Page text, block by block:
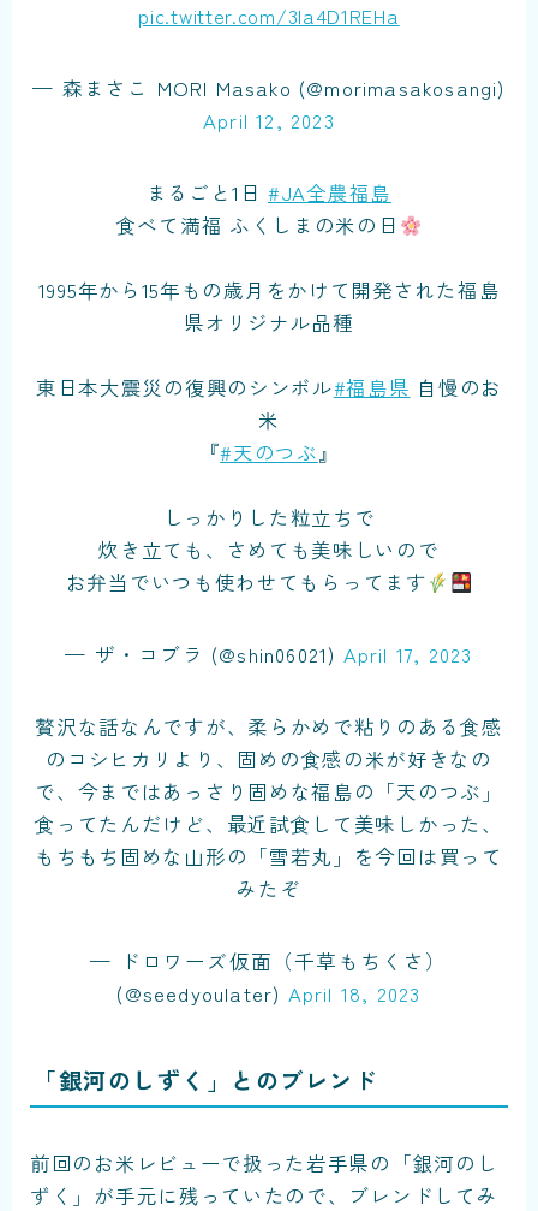
pic.twitter.com/3la4D1REHa
— 森まさこ MORI Masako (@morimasakosangi)
April 12, 2023
まるごと1日 #JA全農福島
食べて満福 ふくしまの米の日
1995年から15年もの歳月をかけて開発された福島
県オリジナル品種
東日本大震災の復興のシンボル#福島県 自慢のお
米
『#天のつぶ』
しっかりした粒立ちで
炊き立ても、さめても美味しいので
お弁当でいつも使わせてもらってます
— ザ・コブラ (@shin06021) April 17, 2023
贅沢な話なんですが、柔らかめで粘りのある食感
のコシヒカリより、固めの食感の米が好きなの
で、今まではあっさり固めな福島の「天のつぶ」
食ってたんだけど、最近試食して美味しかった、
もちもち固めな山形の「雪若丸」を今回は買って
みたぞ
— ドロワーズ仮面（千草もちくさ）
(@seedyoulater) April 18, 2023
「銀河のしずく」とのブレンド
前回のお米レビューで扱った岩手県の「銀河のし
ずく」が手元に残っていたので、ブレンドしてみ